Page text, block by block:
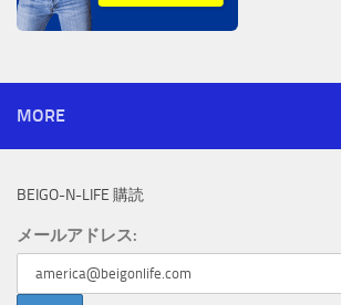
MORE
BEIGO-N-LIFE 購読
メールアドレス: